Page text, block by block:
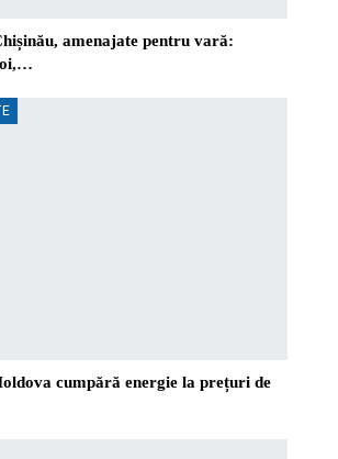
amenajate pentru vară:
cumpără energie la prețuri de